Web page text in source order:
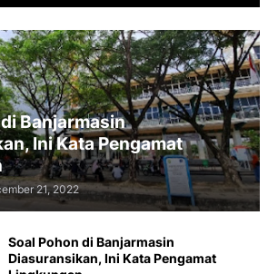
Banjarmasin
Ini Kata Pengamat
21, 2022
Soal Pohon di Banjarmasin
Diasuransikan, Ini Kata Pengamat